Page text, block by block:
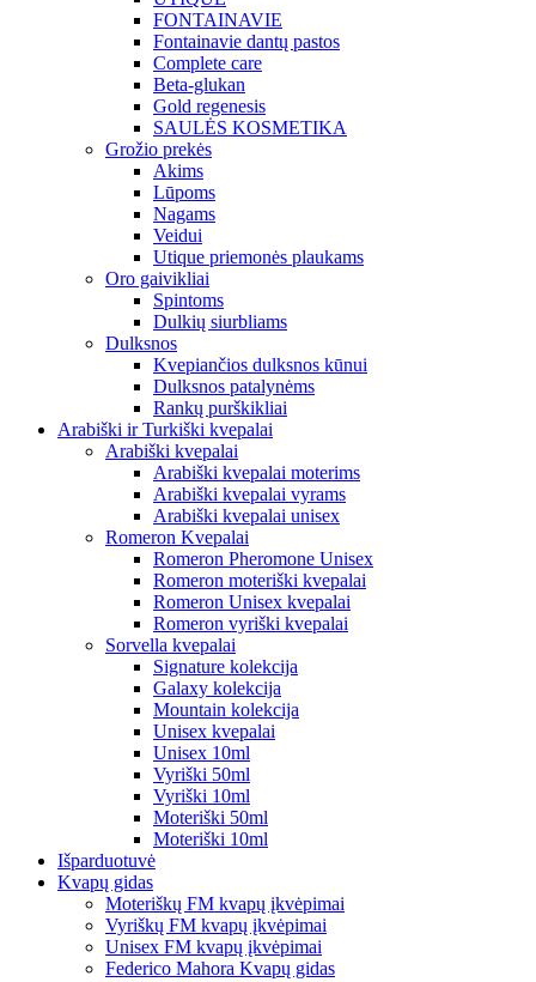
FONTAINAVIE
Fontainavie dantų pastos
Complete care
Beta-glukan
Gold regenesis
SAULĖS KOSMETIKA
Grožio prekės
Akims
Lūpoms
Nagams
Veidui
Utique priemonės plaukams
Oro gaivikliai
Spintoms
Dulkių siurbliams
Dulksnos
Kvepiančios dulksnos kūnui
Dulksnos patalynėms
Rankų purškikliai
Arabiški ir Turkiški kvepalai
Arabiški kvepalai
Arabiški kvepalai moterims
Arabiški kvepalai vyrams
Arabiški kvepalai unisex
Romeron Kvepalai
Romeron Pheromone Unisex
Romeron moteriški kvepalai
Romeron Unisex kvepalai
Romeron vyriški kvepalai
Sorvella kvepalai
Signature kolekcija
Galaxy kolekcija
Mountain kolekcija
Unisex kvepalai
Unisex 10ml
Vyriški 50ml
Vyriški 10ml
Moteriški 50ml
Moteriški 10ml
Išparduotuvė
Kvapų gidas
Moteriškų FM kvapų įkvėpimai
Vyriškų FM kvapų įkvėpimai
Unisex FM kvapų įkvėpimai
Federico Mahora Kvapų gidas